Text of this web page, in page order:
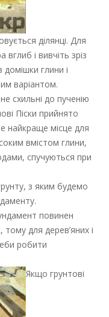
ділянці. Для
і вивчіть зріз
домішки глини і
варіантом.
схильні до пученію
Піски прийнято
найкраще місце для
вмістом глини,
спучуються при
з яким будемо
повинен
тому для дерев’яних і
робити
Якщо грунтові